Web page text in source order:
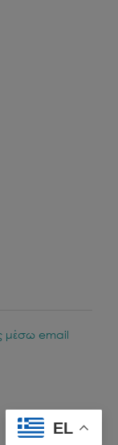
μέσω email
EL